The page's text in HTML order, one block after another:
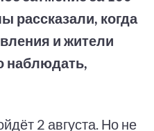
рассказали, когда
и жители
наблюдать,
2 августа. Но не